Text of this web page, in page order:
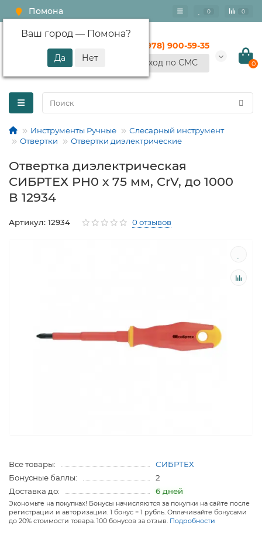
Помона
Ваш город — Помона?
0 0
+7 (978) 900-59-35
Вход по СМС
0
Инструменты Ручные
Слесарный инструмент
Отвертки
Отвертки диэлектрические
Отвертка диэлектрическая
СИБРТЕХ PH0 х 75 мм, CrV, до 1000
В 12934
Артикул: 12934 0 отзывов
Все товары:
СИБРТЕХ
Бонусные баллы:
2
Доставка до:
6 дней
Экономьте на покупках! Бонусы начисляются за покупки на сайте после
регистрации и авторизации. 1 бонус = 1 рубль. Оплачивайте бонусами
до 20% стоимости товара. 100 бонусов за отзыв. Подробности